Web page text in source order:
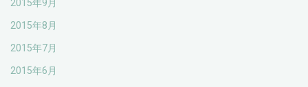
2015年9月
2015年8月
2015年7月
2015年6月